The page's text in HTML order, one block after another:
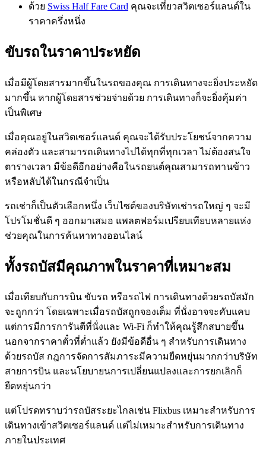
ด้วย Swiss Half Fare Card คุณจะเที่ยวสวิตเซอร์แลนด์ใน
ราคาครึ่งหนึ่ง
ขับรถในราคาประหยัด
เมื่อมีผู้โดยสารมากขึ้นในรถของคุณ การเดินทางจะยิ่งประหยัด
มากขึ้น หากผู้โดยสารช่วยจ่ายด้วย การเดินทางก็จะยิ่งคุ้มค่า
เป็นพิเศษ
เมื่อคุณอยู่ในสวิตเซอร์แลนด์ คุณจะได้รับประโยชน์จากความ
คล่องตัว และสามารถเดินทางไปได้ทุกที่ทุกเวลา ไม่ต้องสนใจ
ตารางเวลา มีข้อดีอีกอย่างคือในรถยนต์คุณสามารถทานข้าว
หรือหลับได้ในกรณีจำเป็น
รถเช่าก็เป็นตัวเลือกหนึ่ง เว็บไซต์ของบริษัทเช่ารถใหญ่ ๆ จะมี
โปรโมชั่นดี ๆ ออกมาเสมอ แพลตฟอร์มเปรียบเทียบหลายแห่ง
ช่วยคุณในการค้นหาทางออนไลน์
ทั้งรถบัสมีคุณภาพในราคาที่เหมาะสม
เมื่อเทียบกับการบิน ขับรถ หรือรถไฟ การเดินทางด้วยรถบัสมัก
จะถูกกว่า โดยเฉพาะเมื่อรถบัสถูกจองเต็ม ที่นั่งอาจจะคับแคบ
แต่การมีการการันตีที่นั่งและ Wi-Fi ก็ทำให้คุณรู้สึกสบายขึ้น
นอกจากราคาตั๋วที่ต่ำแล้ว ยังมีข้อดีอื่น ๆ สำหรับการเดินทาง
ด้วยรถบัส กฎการจัดการสัมภาระมีความยืดหยุ่นมากกว่าบริษัท
สายการบิน และนโยบายนการเปลี่ยนแปลงและการยกเลิกก็
ยืดหยุ่นกว่า
แต่โปรดทราบว่ารถบัสระยะไกลเช่น Flixbus เหมาะสำหรับการ
เดินทางเข้าสวิตเซอร์แลนด์ แต่ไม่เหมาะสำหรับการเดินทาง
ภายในประเทศ